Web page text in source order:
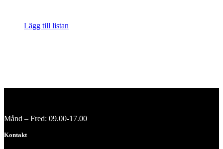
Lägg till listan
Månd – Fred: 09.00-17.00
Kontakt